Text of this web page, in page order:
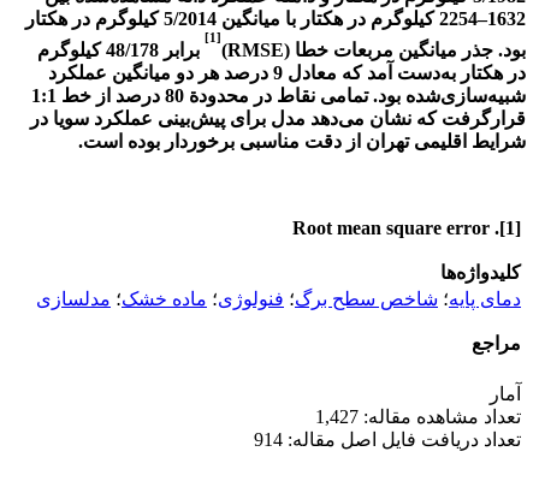
1632–2254 کیلوگرم در هکتار با میانگین 5/2014 کیلوگرم در هکتار
بود. جذر میانگین مربعات خطا (RMSE)
[1]
برابر 48/178 کیلوگرم
در هکتار به‌دست آمد که معادل 9 درصد هر دو میانگین عملکرد
شبیه‌سازی‌شده بود. تمامی نقاط در محدودة 80 درصد از خط 1:1
قرارگرفت که نشان می‌دهد مدل برای پیش‌بینی عملکرد سویا در
شرایط اقلیمی تهران از دقت مناسبی برخوردار بوده است.
[1]. Root mean square error
کلیدواژه‌ها
دمای پایه؛ شاخص سطح برگ؛ فنولوژی؛ ماده خشک؛ مدل‏سازی
مراجع
آمار
تعداد مشاهده مقاله: 1,427
تعداد دریافت فایل اصل مقاله: 914